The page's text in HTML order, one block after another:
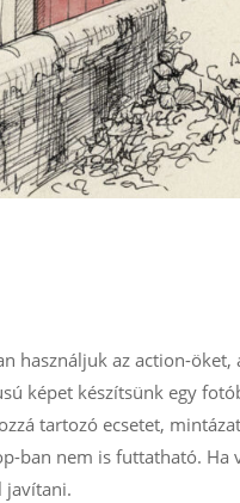
használjuk az action-öket,
képet készítsünk egy
tartozó ecsetet,
ban nem is futtatható. Ha
javítani.